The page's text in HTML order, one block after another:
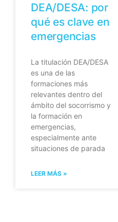
DEA/DESA: por
qué es clave en
emergencias
La titulación DEA/DESA
es una de las
formaciones más
relevantes dentro del
ámbito del socorrismo y
la formación en
emergencias,
especialmente ante
situaciones de parada
LEER MÁS »